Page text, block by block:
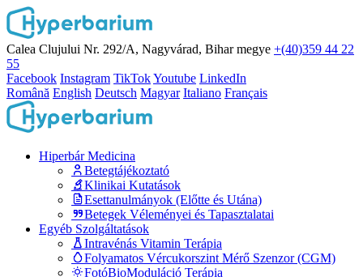
Calea Clujului Nr. 292/A, Nagyvárad, Bihar megye +(40)359 44 22
55
Facebook Instagram TikTokYoutube LinkedIn
Română English Deutsch Magyar Italiano Français
Hiperbár Medicina
Betegtájékoztató
Klinikai Kutatások
Esettanulmányok (Előtte és Utána)
Betegek Véleményei és Tapasztalatai
Egyéb Szolgáltatások
Intravénás Vitamin Terápia
Folyamatos Vércukorszint Mérő Szenzor (CGM)
FotóBioModuláció Terápia